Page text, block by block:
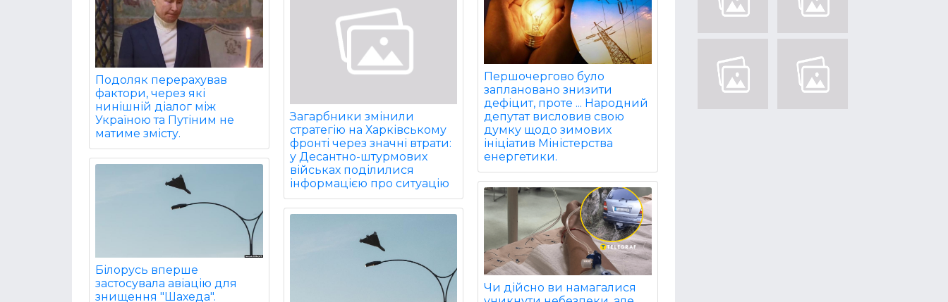
Подоляк перерахував
фактори, через які
нинішній діалог між
Україною та Путіним не
матиме змісту.
Білорусь вперше
застосувала авіацію для
знищення "Шахеда".
Загарбники змінили
стратегію на Харківському
фронті через значні втрати:
у Десантно-штурмових
військах поділилися
інформацією про ситуацію
Першочергово було
заплановано знизити
дефіцит, проте ... Народний
депутат висловив свою
думку щодо зимових
ініціатив Міністерства
енергетики.
Чи дійсно ви намагалися